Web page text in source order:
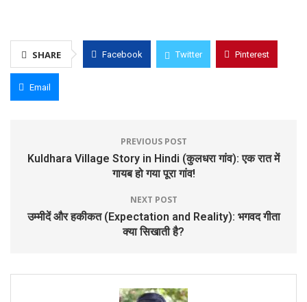
SHARE Facebook Twitter Pinterest
Email
PREVIOUS POST
Kuldhara Village Story in Hindi (कुलधरा गांव): एक रात में
गायब हो गया पूरा गांव!
NEXT POST
उम्मीदें और हकीकत (Expectation and Reality): भगवद गीता
क्या सिखाती है?